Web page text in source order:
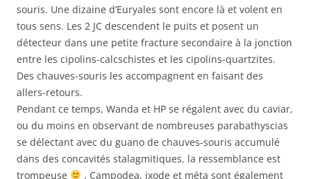
souris. Une dizaine d’Euryales sont encore là et volent en
tous sens. Les 2 JC descendent le puits et posent un
détecteur dans une petite fracture secondaire à la jonction
entre les cipolins-calcschistes et les cipolins-quartzites.
Des chauves-souris les accompagnent en faisant des
allers-retours.
Pendant ce temps, Wanda et HP se régalent avec du caviar,
ou du moins en observant de nombreuses parabathyscias
se délectant avec du guano de chauves-souris accumulé
dans des concavités stalagmitiques, la ressemblance est
trompeuse
. Campodea, ixode et méta sont également